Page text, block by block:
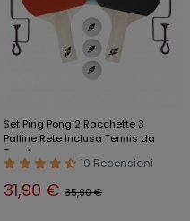
Set Ping Pong 2 Racchette 3
Palline Rete Inclusa Tennis da
Tavolo
19 Recensioni
31,90 € 35,90 €